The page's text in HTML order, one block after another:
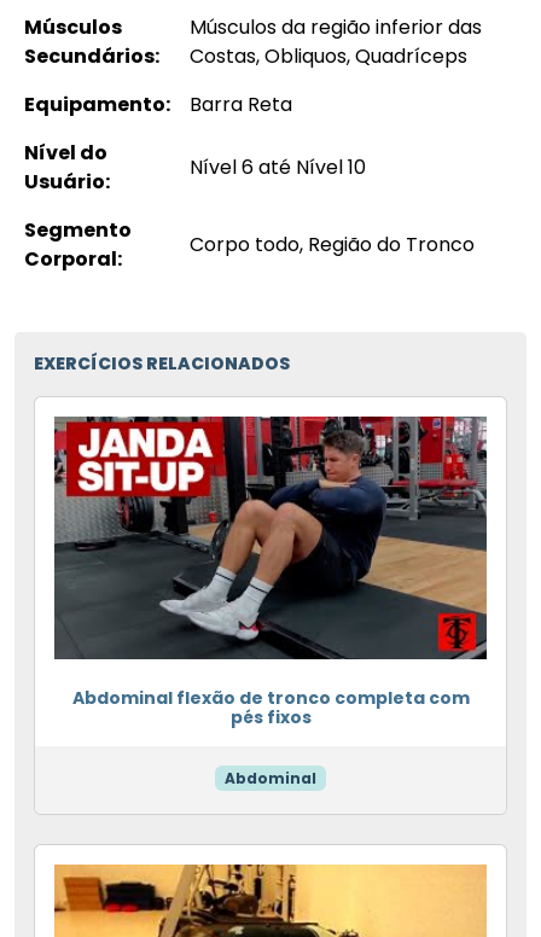
Músculos
Secundários:
Músculos da região inferior das
Costas, Obliquos, Quadríceps
Equipamento:
Barra Reta
Nível do
Usuário:
Nível 6 até Nível 10
Segmento
Corporal:
Corpo todo, Região do Tronco
EXERCÍCIOS RELACIONADOS
Abdominal flexão de tronco completa com
pés fixos
Abdominal